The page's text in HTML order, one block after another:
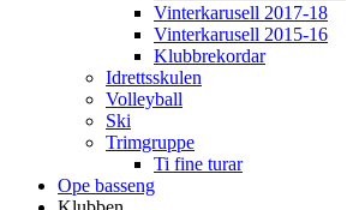
Vinterkarusell 2017-18
Vinterkarusell 2015-16
Klubbrekordar
Idrettsskulen
Volleyball
Ski
Trimgruppe
Ti fine turar
Ope basseng